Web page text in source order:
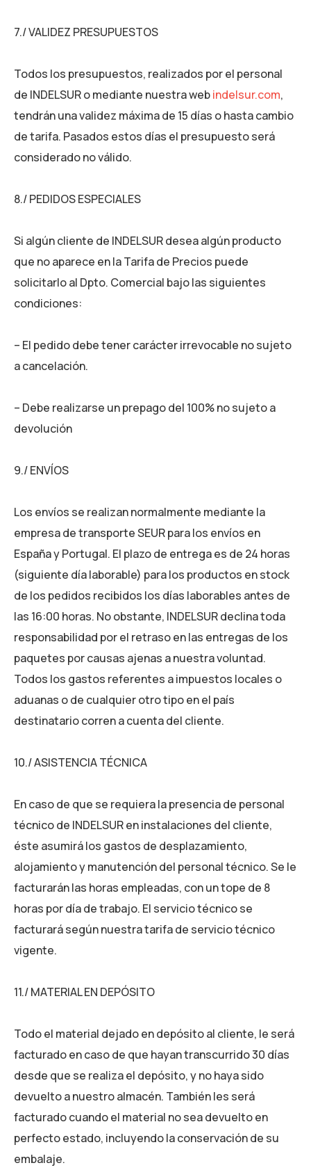
7./ VALIDEZ PRESUPUESTOS
Todos los presupuestos, realizados por el personal
de INDELSUR o mediante nuestra webindelsur.com,
tendrán una validez máxima de 15 días o hasta cambio
de tarifa. Pasados estos días el presupuesto será
considerado no válido.
8./ PEDIDOS ESPECIALES
Si algún cliente de INDELSUR desea algún producto
que no aparece en la Tarifa de Precios puede
solicitarlo al Dpto. Comercial bajo las siguientes
condiciones:
– El pedido debe tener carácter irrevocable no sujeto
a cancelación.
– Debe realizarse un prepago del 100% no sujeto a
devolución
9./ ENVÍOS
Los envíos se realizan normalmente mediante la
empresa de transporte SEUR para los envíos en
España y Portugal. El plazo de entrega es de 24 horas
(siguiente día laborable) para los productos en stock
de los pedidos recibidos los días laborables antes de
las 16:00 horas. No obstante, INDELSUR declina toda
responsabilidad por el retraso en las entregas de los
paquetes por causas ajenas a nuestra voluntad.
Todos los gastos referentes a impuestos locales o
aduanas o de cualquier otro tipo en el país
destinatario corren a cuenta del cliente.
10./ ASISTENCIA TÉCNICA
En caso de que se requiera la presencia de personal
técnico de INDELSUR en instalaciones del cliente,
éste asumirá los gastos de desplazamiento,
alojamiento y manutención del personal técnico. Se le
facturarán las horas empleadas, con un tope de 8
horas por día de trabajo. El servicio técnico se
facturará según nuestra tarifa de servicio técnico
vigente.
11./ MATERIAL EN DEPÓSITO
Todo el material dejado en depósito al cliente, le será
facturado en caso de que hayan transcurrido 30 días
desde que se realiza el depósito, y no haya sido
devuelto a nuestro almacén. También les será
facturado cuando el material no sea devuelto en
perfecto estado, incluyendo la conservación de su
embalaje.